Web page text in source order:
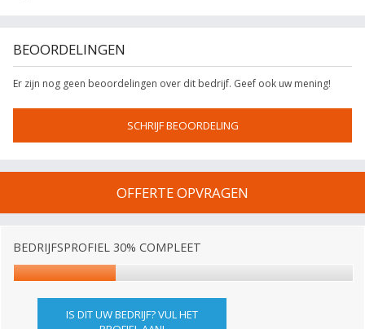
BEOORDELINGEN
Er zijn nog geen beoordelingen over dit bedrijf. Geef ook uw mening!
SCHRIJF BEOORDELING
OFFERTE OPVRAGEN
BEDRIJFSPROFIEL 30% COMPLEET
IS DIT UW BEDRIJF? VUL HET